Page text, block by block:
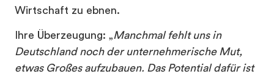
Wirtschaft zu ebnen.
Ihre Überzeugung: „Manchmal fehlt uns in
Deutschland noch der unternehmerische Mut,
etwas Großes aufzubauen. Das Potential dafür ist